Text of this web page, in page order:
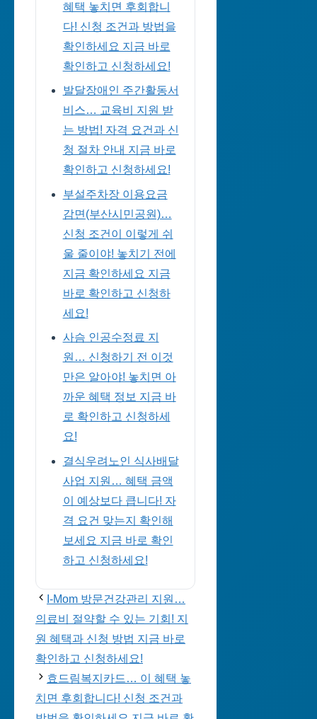
혜택 놓치면 후회합니
다! 신청 조건과 방법을
확인하세요 지금 바로
확인하고 신청하세요!
발달장애인 주간활동서
비스… 교육비 지원 받
는 방법! 자격 요건과 신
청 절차 안내 지금 바로
확인하고 신청하세요!
부설주차장 이용요금
감면(부산시민공원)…
신청 조건이 이렇게 쉬
울 줄이야! 놓치기 전에
지금 확인하세요 지금
바로 확인하고 신청하
세요!
사슴 인공수정료 지
원… 신청하기 전 이것
만은 알아야! 놓치면 아
까운 혜택 정보 지금 바
로 확인하고 신청하세
요!
결식우려노인 식사배달
사업 지원… 혜택 금액
이 예상보다 큽니다! 자
격 요건 맞는지 확인해
보세요 지금 바로 확인
하고 신청하세요!
I-Mom 방문건강관리 지원…
의료비 절약할 수 있는 기회! 지
원 혜택과 신청 방법 지금 바로
확인하고 신청하세요!
효드림복지카드… 이 혜택 놓
치면 후회합니다! 신청 조건과